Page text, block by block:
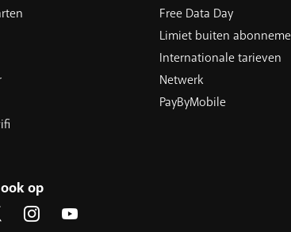
Free Data Day
Limiet buiten
Internationale tarieven
Netwerk
PayByMobile
op